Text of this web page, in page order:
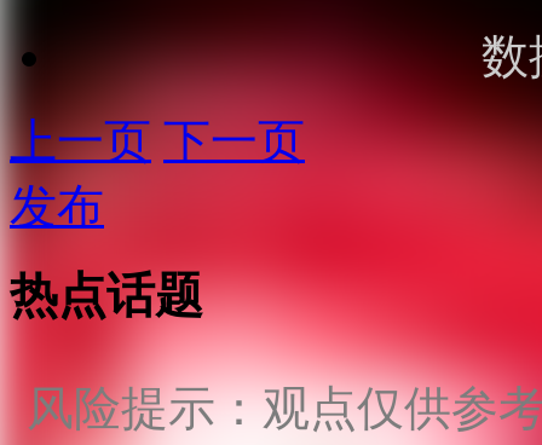
数
上一页 下一页
发布
热点话题
风险提示：观点仅供参